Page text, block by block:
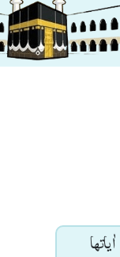
اٰياتها